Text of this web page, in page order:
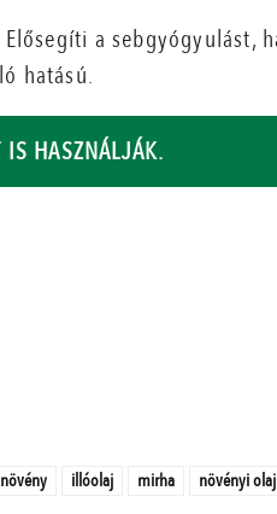
a sebgyógyulást,
hatású.
IS HASZNÁLJÁK.
illóolaj mirha
növényi olaj